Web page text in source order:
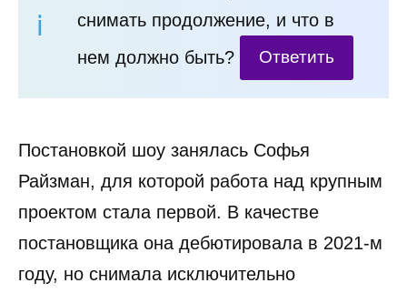
снимать продолжение, и что в
нем должно быть?
Ответить
Постановкой шоу занялась Софья
Райзман, для которой работа над крупным
проектом стала первой. В качестве
постановщика она дебютировала в 2021-м
году, но снимала исключительно